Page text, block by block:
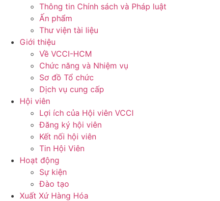
Thông tin Chính sách và Pháp luật
Ấn phẩm
Thư viện tài liệu
Giới thiệu
Về VCCI-HCM
Chức năng và Nhiệm vụ
Sơ đồ Tổ chức
Dịch vụ cung cấp
Hội viên
Lợi ích của Hội viên VCCI
Đăng ký hội viên
Kết nối hội viên
Tin Hội Viên
Hoạt động
Sự kiện
Đào tạo
Xuất Xứ Hàng Hóa